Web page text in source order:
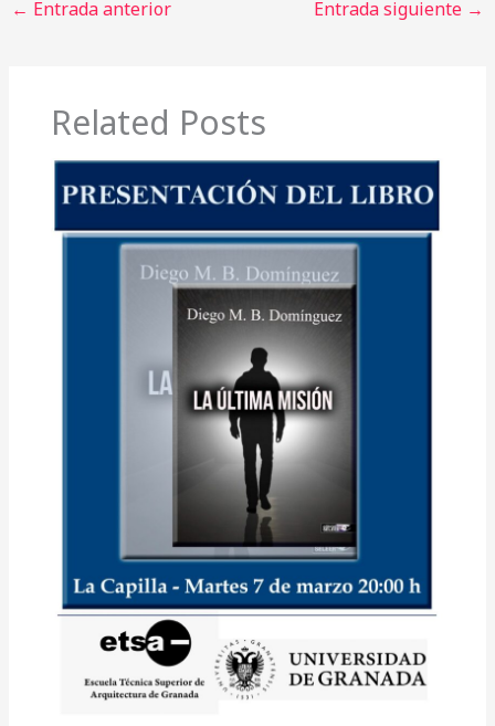
← Entrada anterior Entrada siguiente →
Related Posts